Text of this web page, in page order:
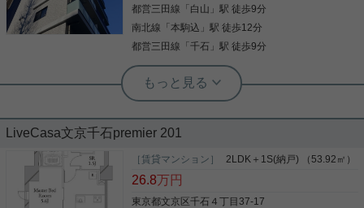
台等、未使用でのご入居が可能です！ お気軽にお問
い合わせくださいませ！ ★お電話でのご相談もお気
軽にどうぞ★ 実用春日ホーム株式会社 茗荷谷店
TEL：03-6902-5021
根津駅前センター（実用根津ホーム株式会社 根津駅前センター） スタ
２０２６年７月リノベーション工事完
リビングダイニングキッチンの広さが14.6帖で キッ
チンは独立タイプです！ 居室は十分な広さと、主寝
都営三田線 「 白山 」駅 徒歩9分
南北線 「本駒込 」駅 徒歩12分
都営三田線 「千石 」駅 徒歩9分
根津駅前センター（実用根津ホーム株式会社 根津駅前センター） スタ
ッフ小西
◎2025年1月完成◎楽器相談可の50㎡
超2DK◎
見た目もキレイで機能的なお部屋。 不在時でも荷物
を受け取れるため、時間調整の手間が省ける宅配ボ
ックスが付いています。 収納はクロゼット・シュー
ズボックスなど豊富なので、広々と空間を利用する
LiveCasa文京千石premier 201
［賃貸マンション］ 2LDK＋1S(納戸) （53.92㎡）
26.8万円
東京都文京区千石４丁目37-17